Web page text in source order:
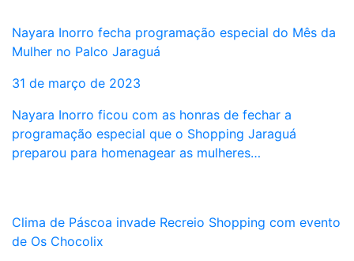
Nayara Inorro fecha programação especial do Mês da
Mulher no Palco Jaraguá
31 de março de 2023
Nayara Inorro ficou com as honras de fechar a
programação especial que o Shopping Jaraguá
preparou para homenagear as mulheres…
Clima de Páscoa invade Recreio Shopping com evento
de Os Chocolix